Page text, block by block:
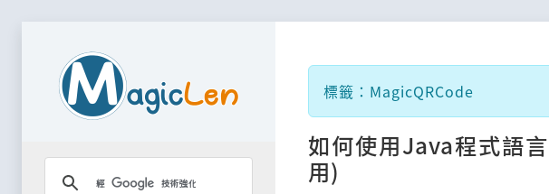
標籤：MagicQRCode
如何使用Java程式語
用)